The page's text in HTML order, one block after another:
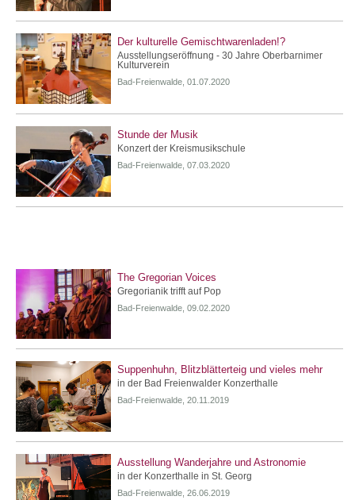
Der kulturelle Gemischtwarenladen!?
Ausstellungseröffnung - 30 Jahre Oberbarnimer
Kulturverein
Bad-Freienwalde, 01.07.2020
Stunde der Musik
Konzert der Kreismusikschule
Bad-Freienwalde, 07.03.2020
The Gregorian Voices
Gregorianik trifft auf Pop
Bad-Freienwalde, 09.02.2020
Suppenhuhn, Blitzblätterteig und vieles mehr
in der Bad Freienwalder Konzerthalle
Bad-Freienwalde, 20.11.2019
Ausstellung Wanderjahre und Astronomie
in der Konzerthalle in St. Georg
Bad-Freienwalde, 26.06.2019